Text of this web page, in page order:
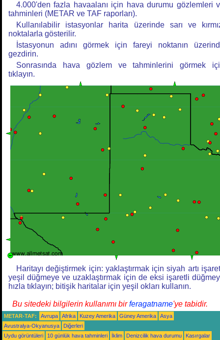
4.000'den fazla havaalanı için hava durumu gözlemleri
tahminleri (METAR ve TAF raporları).
Kullanılabilir istasyonlar harita üzerinde sarı ve
noktalarla gösterilir.
İstasyonun adını görmek için fareyi noktanın
gezdirin.
Sonrasında hava gözlem ve tahminlerini görmek
tıklayın.
Haritayı değiştirmek için: yaklaştırmak için siyah artı
yeşil düğmeye ve uzaklaştırmak için de eksi işaretli
hızla tıklayın; bitişik haritalar için yeşil okları kullanın.
Bu sitedeki bilgilerin kullanımı birferagatname'ye tabidir.
METAR-TAF: Avrupa Afrika Kuzey Amerika Güney Amerika
Asya
Avustralya-Okyanusya
Diğerleri
Uydu görüntüleri
10 günlük hava tahminleri İklim Denizcilik hava durumu Kasırgalar